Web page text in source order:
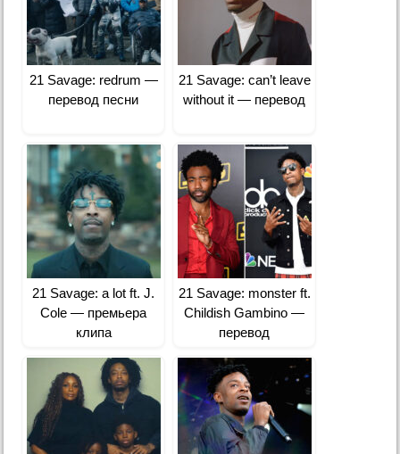
21 Savage: redrum —
перевод песни
21 Savage: can’t leave
without it — перевод
21 Savage: a lot ft. J.
Cole — премьера
клипа
21 Savage: monster ft.
Childish Gambino —
перевод